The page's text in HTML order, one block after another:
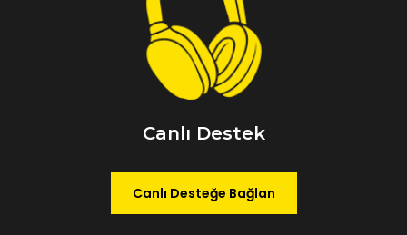
Canlı Destek
Canlı Desteğe Bağlan